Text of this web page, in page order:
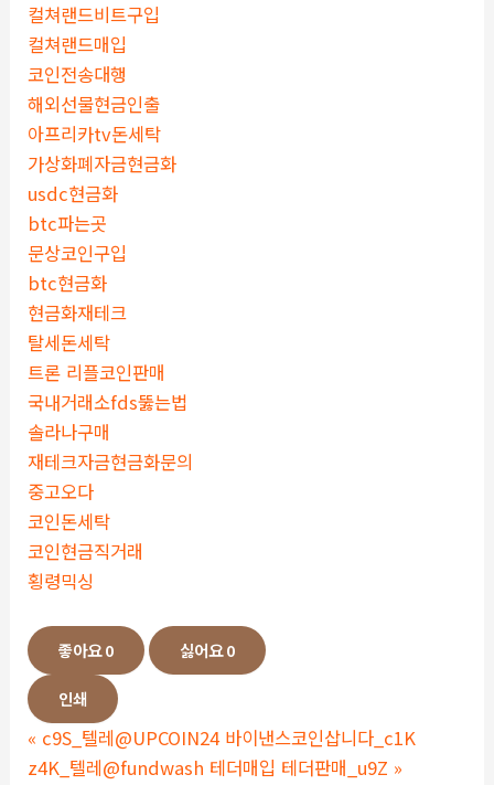
컬쳐랜드비트구입
컬쳐랜드매입
코인전송대행
해외선물현금인출
아프리카tv돈세탁
가상화폐자금현금화
usdc현금화
btc파는곳
문상코인구입
btc현금화
현금화재테크
탈세돈세탁
트론 리플코인판매
국내거래소fds뚫는법
솔라나구매
재테크자금현금화문의
중고오다
코인돈세탁
코인현금직거래
횡령믹싱
좋아요0 싫어요0
인쇄
« c9S_텔레@UPCOIN24 바이낸스코인삽니다_c1K
z4K_텔레@fundwash 테더매입 테더판매_u9Z »